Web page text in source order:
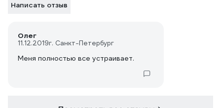
Написать отзыв
Олег
11.12.2019г. Санкт-Петербург
Меня полностью все устраивает.